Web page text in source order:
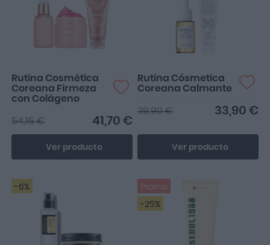
Rutina Cosmética
Coreana Firmeza
con Colágeno
41,70 €
54,15 €
Ver producto
Rutina Cósmetica
Coreana Calmante
33,90 €
39,90 €
Ver producto
-6% Promo
-25%